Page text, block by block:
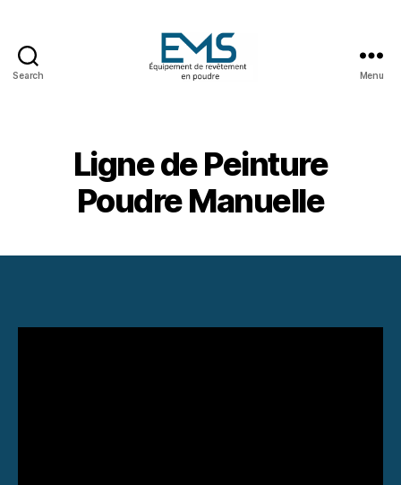
Search
revêtement
en
poudre
Menu
Ligne de Peinture
Poudre Manuelle